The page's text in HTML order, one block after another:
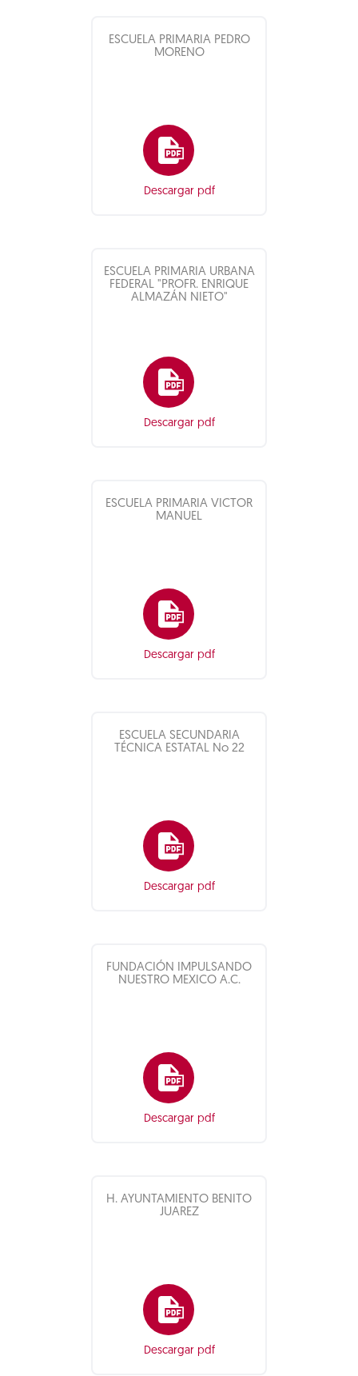
ESCUELA PRIMARIA PEDRO
MORENO
Descargar pdf
ESCUELA PRIMARIA URBANA
FEDERAL "PROFR. ENRIQUE
ALMAZÁN NIETO"
Descargar pdf
ESCUELA PRIMARIA VICTOR
MANUEL
Descargar pdf
ESCUELA SECUNDARIA
TÉCNICA ESTATAL No 22
Descargar pdf
FUNDACIÓN IMPULSANDO
NUESTRO MEXICO A.C.
Descargar pdf
H. AYUNTAMIENTO BENITO
JUAREZ
Descargar pdf